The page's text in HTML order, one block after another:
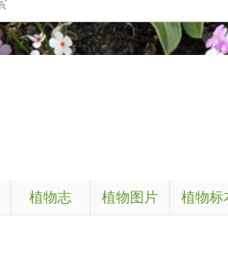
植物志 植物图片 植物标